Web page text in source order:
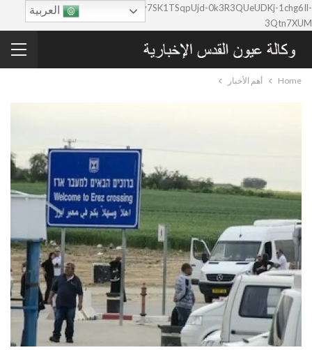
google-site-verification=0y7SK1TSqpUjd-0k3R3QUeUDKj-1chg6Il-
3Qtn7XUM
Home أهم الأخبار
العربية